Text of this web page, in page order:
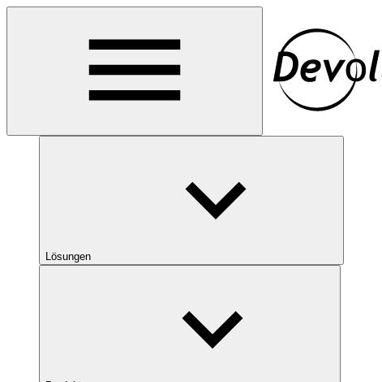
Lösungen